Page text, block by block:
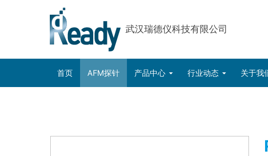
武汉瑞德仪科技有限公司
首页 AFM探针 产品中心 行业动态 关于我